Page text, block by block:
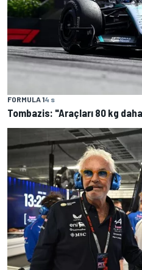
FORMULA 14 s
Tombazis: "Araçları 80 kg